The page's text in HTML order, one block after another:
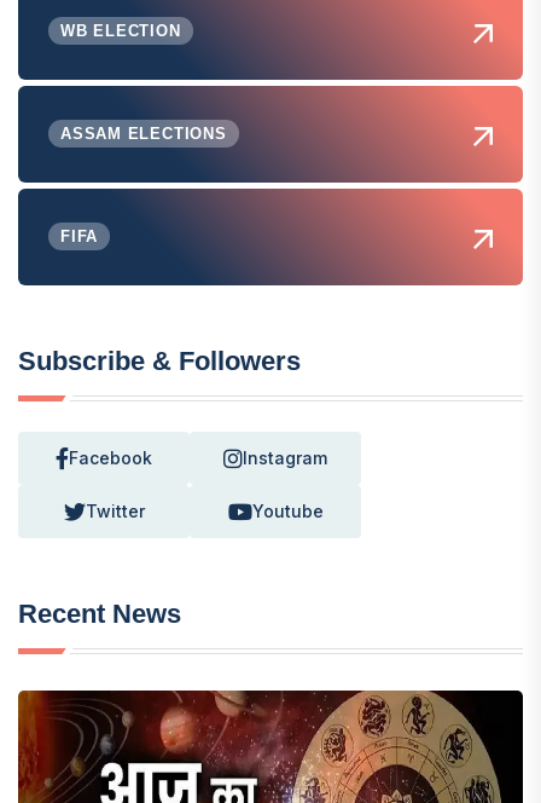
WB ELECTION
ASSAM ELECTIONS
FIFA
Subscribe & Followers
Facebook Instagram
Twitter Youtube
Recent News